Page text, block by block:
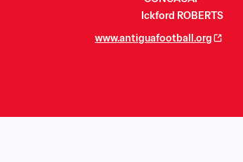
Ickford ROBERTS
www.antiguafootball.org